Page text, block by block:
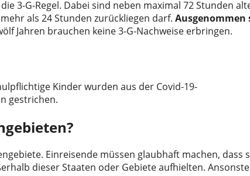
3-G-Regel. Dabei sind neben maximal 72 Stunden
als 24 Stunden zurückliegen darf. Ausgenommen
Jahren brauchen keine 3-G-Nachweise erbringen.
Kinder wurden aus der Covid-19-
gestrichen.
Einreisende müssen glaubhaft machen, dass
dieser Staaten oder Gebiete aufhielten.